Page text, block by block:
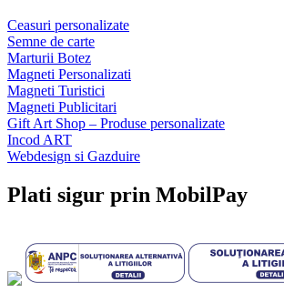
Ceasuri personalizate
Semne de carte
Marturii Botez
Magneti Personalizati
Magneti Turistici
Magneti Publicitari
Gift Art Shop – Produse personalizate
Incod ART
Webdesign si Gazduire
Plati sigur prin MobilPay